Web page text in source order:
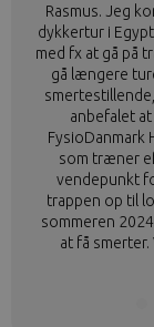
Rasmus. Jeg
dykkertur i
med fx at gå på
gå længere
anbefalet at
FysioDanmark
som træner
vendepunkt
trappen op til
sommeren
at få